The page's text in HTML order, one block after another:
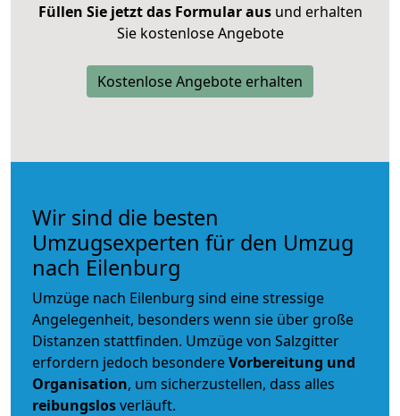
Füllen Sie jetzt das Formular ausund erhalten
Sie kostenlose Angebote
Kostenlose Angebote erhalten
Wir sind die besten
Umzugsexperten für den Umzug
nach Eilenburg
Umzüge nach Eilenburg sind eine stressige
Angelegenheit, besonders wenn sie über große
Distanzen stattfinden. Umzüge von Salzgitter
erfordern jedoch besondereVorbereitung und
Organisation, um sicherzustellen, dass alles
reibungslosverläuft.